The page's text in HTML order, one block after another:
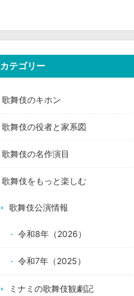
カテゴリー
歌舞伎のキホン
歌舞伎の役者と家系図
歌舞伎の名作演目
歌舞伎をもっと楽しむ
歌舞伎公演情報
令和8年（2026）
令和7年（2025）
ミナミの歌舞伎観劇記